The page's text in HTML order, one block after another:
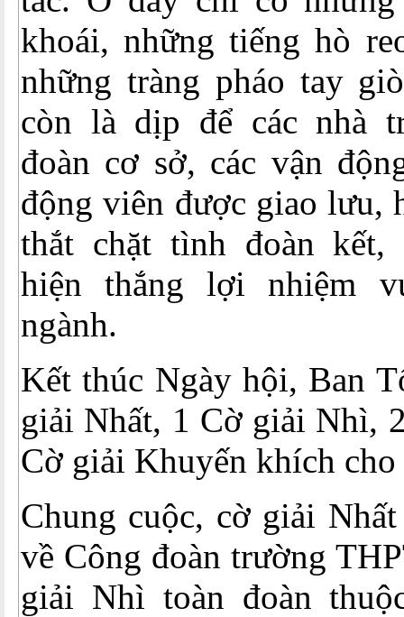
khoái, những tiếng hò
những tràng pháo tay
còn là dịp để các nhà
đoàn cơ sở, các vận
động viên được giao lưu,
thắt chặt tình đoàn kết,
hiện thắng lợi nhiệm
ngành.
Kết thúc Ngày hội, Ban
giải Nhất, 1 Cờ giải Nhì,
Cờ giải Khuyến khích
Chung cuộc, cờ giải
về Công đoàn trường
giải Nhì toàn đoàn